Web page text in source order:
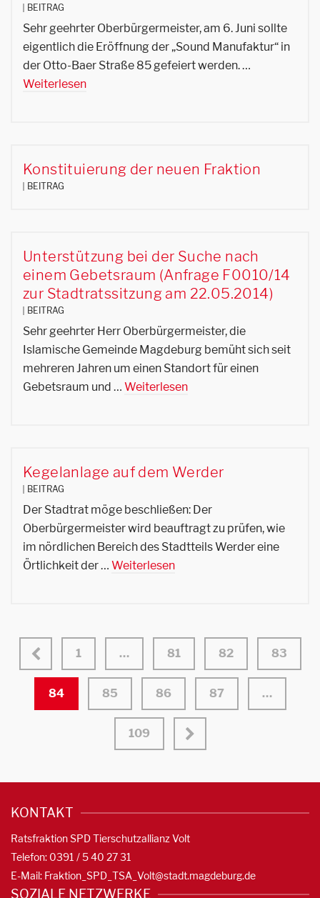
BEITRAG
Sehr geehrter Oberbürgermeister, am 6. Juni sollte
eigentlich die Eröffnung der „Sound Manufaktur“ in
der Otto-Baer Straße 85 gefeiert werden. …
Weiterlesen
Konstituierung der neuen Fraktion
BEITRAG
Unterstützung bei der Suche nach
einem Gebetsraum (Anfrage F0010/14
zur Stadtratssitzung am 22.05.2014)
BEITRAG
Sehr geehrter Herr Oberbürgermeister, die
Islamische Gemeinde Magdeburg bemüht sich seit
mehreren Jahren um einen Standort für einen
Gebetsraum und … Weiterlesen
Kegelanlage auf dem Werder
BEITRAG
Der Stadtrat möge beschließen: Der
Oberbürgermeister wird beauftragt zu prüfen, wie
im nördlichen Bereich des Stadtteils Werder eine
Örtlichkeit der … Weiterlesen
1 … 81 82 83
84 85 86 87 …
109
KONTAKT
Ratsfraktion SPD Tierschutzallianz Volt
Telefon: 0391 / 5 40 27 31
E-Mail: Fraktion_SPD_TSA_Volt@stadt.magdeburg.de
SOZIALE NETZWERKE